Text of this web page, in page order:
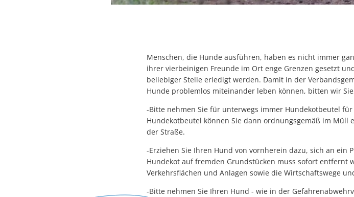
Menschen, die Hunde ausführen, haben es nicht immer
ihrer vierbeinigen Freunde im Ort enge Grenzen gesetzt
beliebiger Stelle erledigt werden. Damit in der
Hunde problemlos miteinander leben können, bitten wir
-Bitte nehmen Sie für unterwegs immer Hundekotbeutel für
Hundekotbeutel können Sie dann ordnungsgemäß im
der Straße.
-Erziehen Sie Ihren Hund von vornherein dazu, sich an ein
Hundekot auf fremden Grundstücken muss sofort
Verkehrsflächen und Anlagen sowie die Wirtschaftswege
-Bitte nehmen Sie Ihren Hund - wie in der